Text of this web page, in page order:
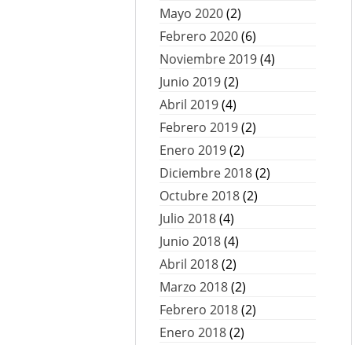
Mayo 2020(2)
Febrero 2020(6)
Noviembre 2019(4)
Junio 2019(2)
Abril 2019(4)
Febrero 2019(2)
Enero 2019(2)
Diciembre 2018(2)
Octubre 2018(2)
Julio 2018(4)
Junio 2018(4)
Abril 2018(2)
Marzo 2018(2)
Febrero 2018(2)
Enero 2018(2)